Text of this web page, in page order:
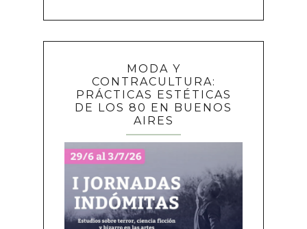
MODA Y
CONTRACULTURA:
PRÁCTICAS ESTÉTICAS
DE LOS 80 EN BUENOS
AIRES